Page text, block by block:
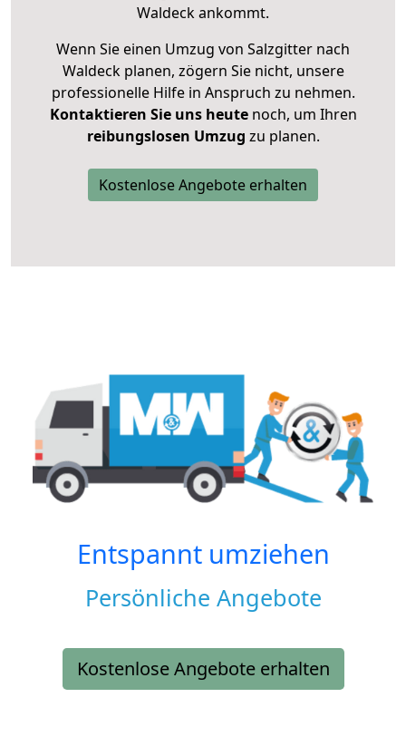
Waldeck ankommt.
Wenn Sie einen Umzug von Salzgitter nach
Waldeck planen, zögern Sie nicht, unsere
professionelle Hilfe in Anspruch zu nehmen.
Kontaktieren Sie uns heutenoch, um Ihren
reibungslosen Umzug zu planen.
Kostenlose Angebote erhalten
Entspannt umziehen
Persönliche Angebote
Kostenlose Angebote erhalten